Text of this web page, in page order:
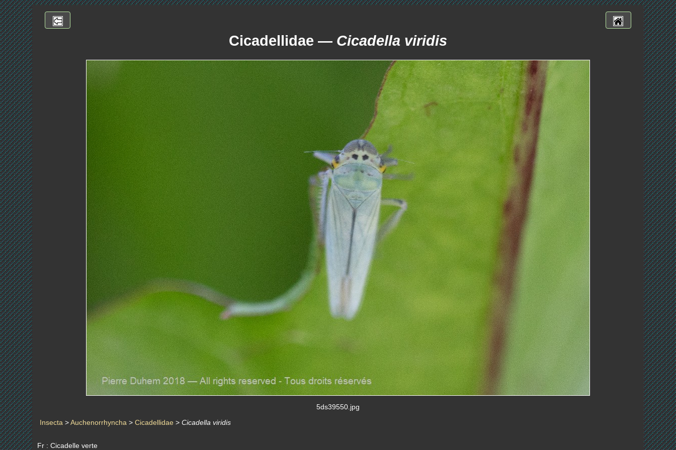
Cicadellidae — Cicadella viridis
5ds39550.jpg
Insecta >Auchenorrhyncha >Cicadellidae >Cicadella viridis
Fr : Cicadelle verte